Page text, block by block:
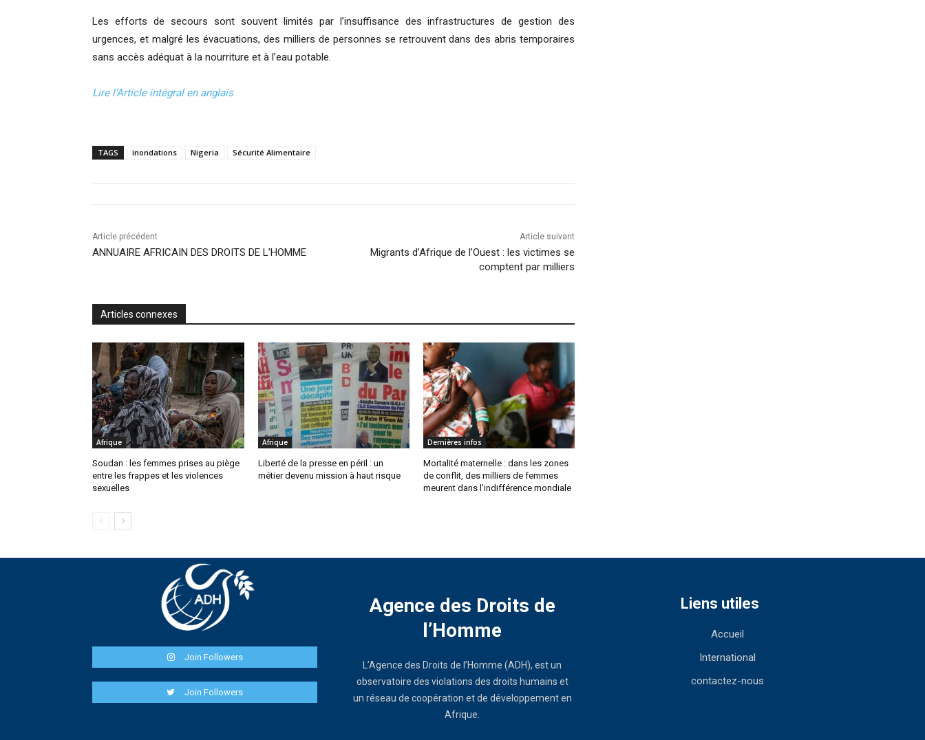
Les efforts de secours sont souvent limités par l’insuffisance des infrastructures de gestion des
urgences, et malgré les évacuations, des milliers de personnes se retrouvent dans des abris temporaires
sans accès adéquat à la nourriture et à l’eau potable.
Lire l’Article intégral en anglais
TAGS inondations Nigeria Sécurité Alimentaire
Article précédent
ANNUAIRE AFRICAIN DES DROITS DE L’HOMME
Article suivant
Migrants d’Afrique de l’Ouest : les victimes se
comptent par milliers
Articles connexes
Afrique
Soudan : les femmes prises au piège
entre les frappes et les violences
sexuelles
Afrique
Liberté de la presse en péril : un
métier devenu mission à haut risque
Dernières infos
Mortalité maternelle : dans les zones
de conflit, des milliers de femmes
meurent dans l’indifférence mondiale
Join Followers
Join Followers
Agence des Droits de
l’Homme
L’Agence des Droits de l’Homme (ADH), est un
observatoire des violations des droits humains et
un réseau de coopération et de développement en
Afrique.
Liens utiles
Accueil
International
contactez-nous